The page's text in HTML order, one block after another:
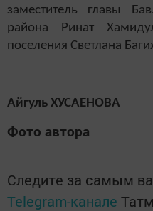
заместитель главы
района Ринат
поселения Светлана
Айгуль ХУСАЕНОВА
Фото автора
Следите за самым
Telegram-канале